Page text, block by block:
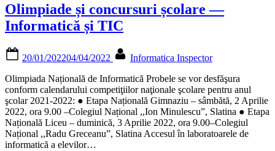
Olimpiade și concursuri școlare —
Informatică și TIC
on
20/01/202204/04/2022
Informatica Inspector
Olimpiada Națională de Informatică Probele se vor desfăşura
conform calendarului competiţiilor naţionale şcolare pentru anul
şcolar 2021-2022: ● Etapa Națională Gimnaziu – sâmbătă, 2 Aprilie
2022, ora 9.00 –Colegiul Național ,,Ion Minulescu”, Slatina ● Etapa
Națională Liceu – duminică, 3 Aprilie 2022, ora 9.00–Colegiul
Național ,,Radu Greceanu”, Slatina Accesul în laboratoarele de
informatică a elevilor…